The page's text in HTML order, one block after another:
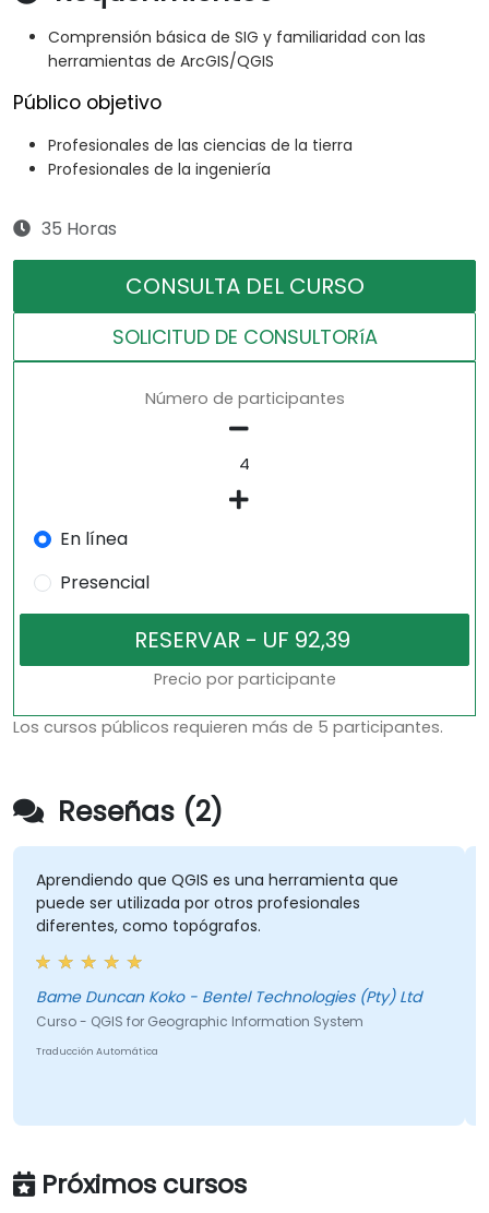
Comprensión básica de SIG y familiaridad con las
herramientas de ArcGIS/QGIS
Público objetivo
Profesionales de las ciencias de la tierra
Profesionales de la ingeniería
35 Horas
CONSULTA DEL CURSO
SOLICITUD DE CONSULTORíA
Número de participantes
En línea
Presencial
Precio por participante
Los cursos públicos requieren más de 5 participantes.
Reseñas (2)
Aprendiendo que QGIS es una herramienta que
puede ser utilizada por otros profesionales
diferentes, como topógrafos.
Bame Duncan Koko - Bentel Technologies (Pty) Ltd
Curso - QGIS for Geographic Information System
Traducción Automática
Próximos cursos